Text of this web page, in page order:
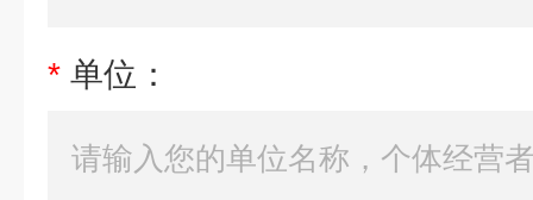
* 单位：